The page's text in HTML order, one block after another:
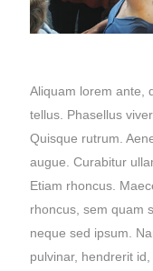
Aliquam lorem ante,
tellus. Phasellus
Quisque rutrum.
augue. Curabitur
Etiam rhoncus.
rhoncus, sem quam
neque sed ipsum.
pulvinar, hendrerit